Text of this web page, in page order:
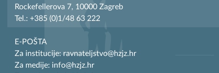
Rockefellerova 7, 10000 Zagreb
Tel.: +385 (0)1/48 63 222
E-POŠTA
Za institucije: ravnateljstvo@hzjz.hr
Za medije: info@hzjz.hr